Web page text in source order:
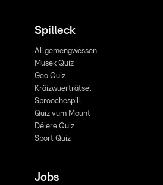
Spilleck
Allgemengwëssen
Musek Quiz
Geo Quiz
Kräizwuerträtsel
Sproochespill
Quiz vum Mount
Déiere Quiz
Sport Quiz
Jobs